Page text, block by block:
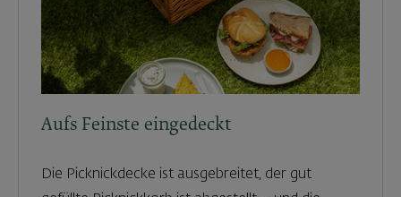
Aufs Feinste eingedeckt
Die Picknickdecke ist ausgebreitet, der gut